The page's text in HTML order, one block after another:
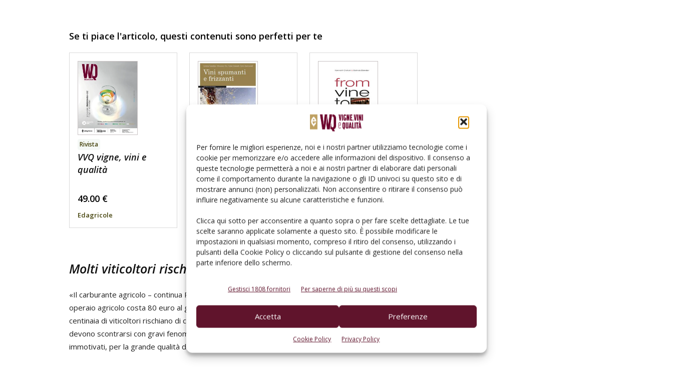
Per fornire le migliori esperienze, noi e i nostri partner utilizziamo tecnologie come i
cookie per memorizzare e/o accedere alle informazioni del dispositivo. Il consenso a
queste tecnologie permetterà a noi e ai nostri partner di elaborare dati personali
come il comportamento durante la navigazione o gli ID univoci su questo sito e di
mostrare annunci (non) personalizzati. Non acconsentire o ritirare il consenso può
influire negativamente su alcune caratteristiche e funzioni.
Clicca qui sotto per acconsentire a quanto sopra o per fare scelte dettagliate. Le tue
scelte saranno applicate solamente a questo sito. È possibile modificare le
impostazioni in qualsiasi momento, compreso il ritiro del consenso, utilizzando i
pulsanti della Cookie Policy o cliccando sul pulsante di gestione del consenso nella
parte inferiore dello schermo.
Gestisci 1808 fornitori Per saperne di più su questi scopi
Accetta Preferenze
Cookie Policy Privacy Policy
Se ti piace l'articolo, questi contenuti sono perfetti per te
Rivista
VVQ vigne, vini e
qualità
49.00 €
Edagricole
Libro
Vini spumanti e
frizzanti
36.58 €38.50€
Libro
From vine to wine
25.65€ 27.00€
Molti viticoltori rischiano di chiudere
«Il carburante agricolo – continua Palermo - è schizzato da 0,40 €/l nel 2021 a ben 1,60 €/l. Un
operaio agricolo costa 80 euro al giorno, fra retribuzione e contribuzione». «A queste condizioni
centinaia di viticoltori rischiano di chiudere l’attività, poiché, oltre agli aumenti dei costi di produzione,
devono scontrarsi con gravi fenomeni speculativi, che oltre a essere ingiustificabili, appaiono anche
immotivati, per la grande qualità del prodotto«.